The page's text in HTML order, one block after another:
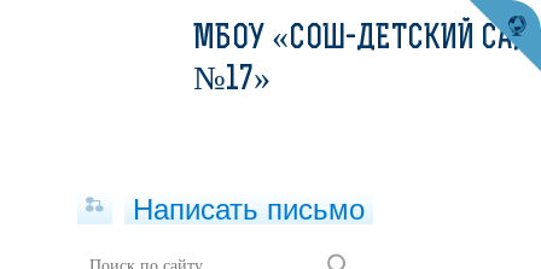
МБОУ «СОШ-ДЕТСКИЙ САД
№17»
Написать письмо